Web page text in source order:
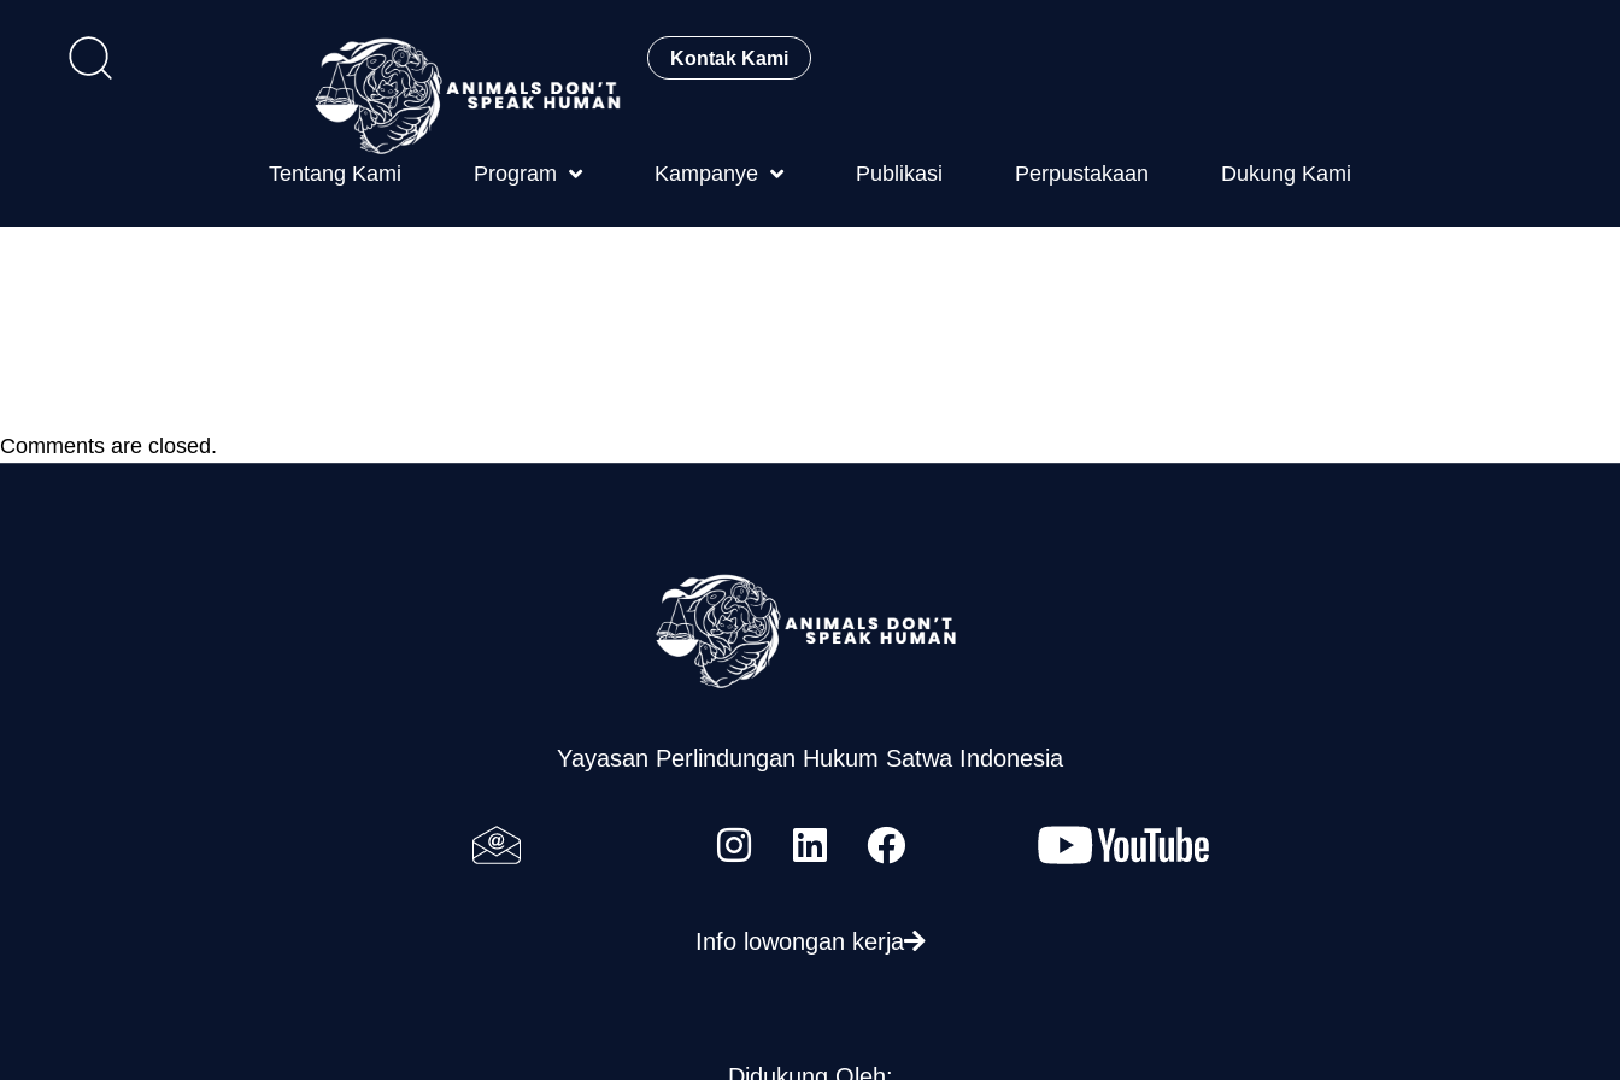
Kontak Kami
Tentang Kami Program Kampanye Publikasi Perpustakaan Dukung Kami
Comments are closed.
Yayasan Perlindungan Hukum Satwa Indonesia
Info lowongan kerja